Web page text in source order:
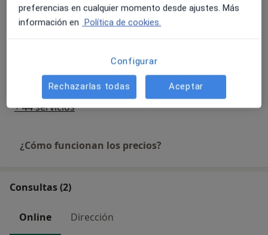
Menopausia y aumento de peso
Nutrición en la menopausia
Detalles
+ 44 servicios
¿Cómo funcionan los precios?
Consultas (2)
Online Dirección
preferencias en cualquier momento desde ajustes. Más
información en Política de cookies.
Configurar
Rechazarlas todas Aceptar